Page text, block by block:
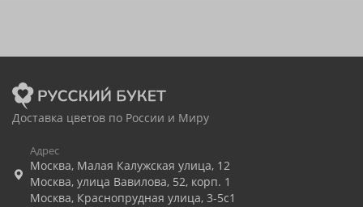
Доставка цветов по России и Миру
Адрес
Москва, Малая Калужская улица, 12
Москва, улица Вавилова, 52, корп. 1
Москва, Краснопрудная улица, 3-5с1